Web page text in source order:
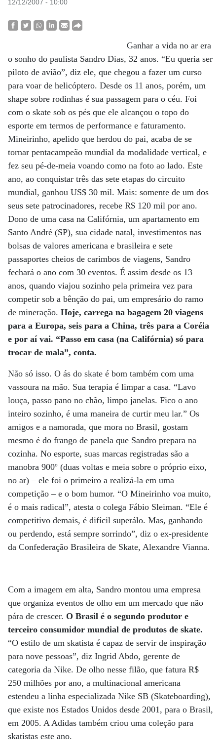
12/12/2007 - 10:00
Ganhar a vida no ar era
o sonho do paulista Sandro Dias, 32 anos. “Eu queria ser
piloto de avião”, diz ele, que chegou a fazer um curso
para voar de helicóptero. Desde os 11 anos, porém, um
shape sobre rodinhas é sua passagem para o céu. Foi
com o skate sob os pés que ele alcançou o topo do
esporte em termos de performance e faturamento.
Mineirinho, apelido que herdou do pai, acaba de se
tornar pentacampeão mundial da modalidade vertical, e
fez seu pé-de-meia voando como na foto ao lado. Este
ano, ao conquistar três das sete etapas do circuito
mundial, ganhou US$ 30 mil. Mais: somente de um dos
seus sete patrocinadores, recebe R$ 120 mil por ano.
Dono de uma casa na Califórnia, um apartamento em
Santo André (SP), sua cidade natal, investimentos nas
bolsas de valores americana e brasileira e sete
passaportes cheios de carimbos de viagens, Sandro
fechará o ano com 30 eventos. É assim desde os 13
anos, quando viajou sozinho pela primeira vez para
competir sob a bênção do pai, um empresário do ramo
de mineração. Hoje, carrega na bagagem 20 viagens
para a Europa, seis para a China, três para a Coréia
e por aí vai. “Passo em casa (na Califórnia) só para
trocar de mala”, conta.
Não só isso. O ás do skate é bom também com uma
vassoura na mão. Sua terapia é limpar a casa. “Lavo
louça, passo pano no chão, limpo janelas. Fico o ano
inteiro sozinho, é uma maneira de curtir meu lar.” Os
amigos e a namorada, que mora no Brasil, gostam
mesmo é do frango de panela que Sandro prepara na
cozinha. No esporte, suas marcas registradas são a
manobra 900º (duas voltas e meia sobre o próprio eixo,
no ar) – ele foi o primeiro a realizá-la em uma
competição – e o bom humor. “O Mineirinho voa muito,
é o mais radical”, atesta o colega Fábio Sleiman. “Ele é
competitivo demais, é difícil superálo. Mas, ganhando
ou perdendo, está sempre sorrindo”, diz o ex-presidente
da Confederação Brasileira de Skate, Alexandre Vianna.
Com a imagem em alta, Sandro montou uma empresa
que organiza eventos de olho em um mercado que não
pára de crescer. O Brasil é o segundo produtor e
terceiro consumidor mundial de produtos de skate.
“O estilo de um skatista é capaz de servir de inspiração
para nove pessoas”, diz Ingrid Abdo, gerente de
categoria da Nike. De olho nesse filão, que fatura R$
250 milhões por ano, a multinacional americana
estendeu a linha especializada Nike SB (Skateboarding),
que existe nos Estados Unidos desde 2001, para o Brasil,
em 2005. A Adidas também criou uma coleção para
skatistas este ano.